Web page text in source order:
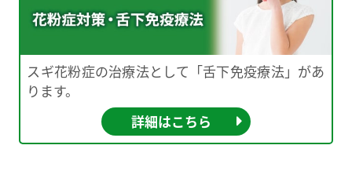
スギ花粉症の治療法として「舌下免疫療法」があ
ります。
詳細はこちら